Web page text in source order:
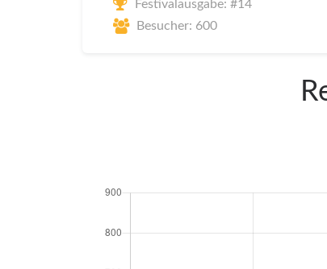
Festivalausgabe: #14
Besucher: 600